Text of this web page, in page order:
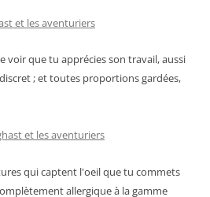
et les aventuriers
voir que tu apprécies son travail, aussi
; et toutes proportions gardées,
et les aventuriers
qui captent l'oeil que tu commets
allergique à la gamme